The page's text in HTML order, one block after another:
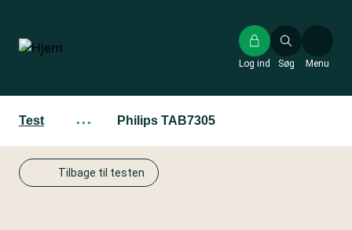
hovedindhold
Søg
Log ind Menu
Test ··· Philips TAB7305
Tilbage til testen